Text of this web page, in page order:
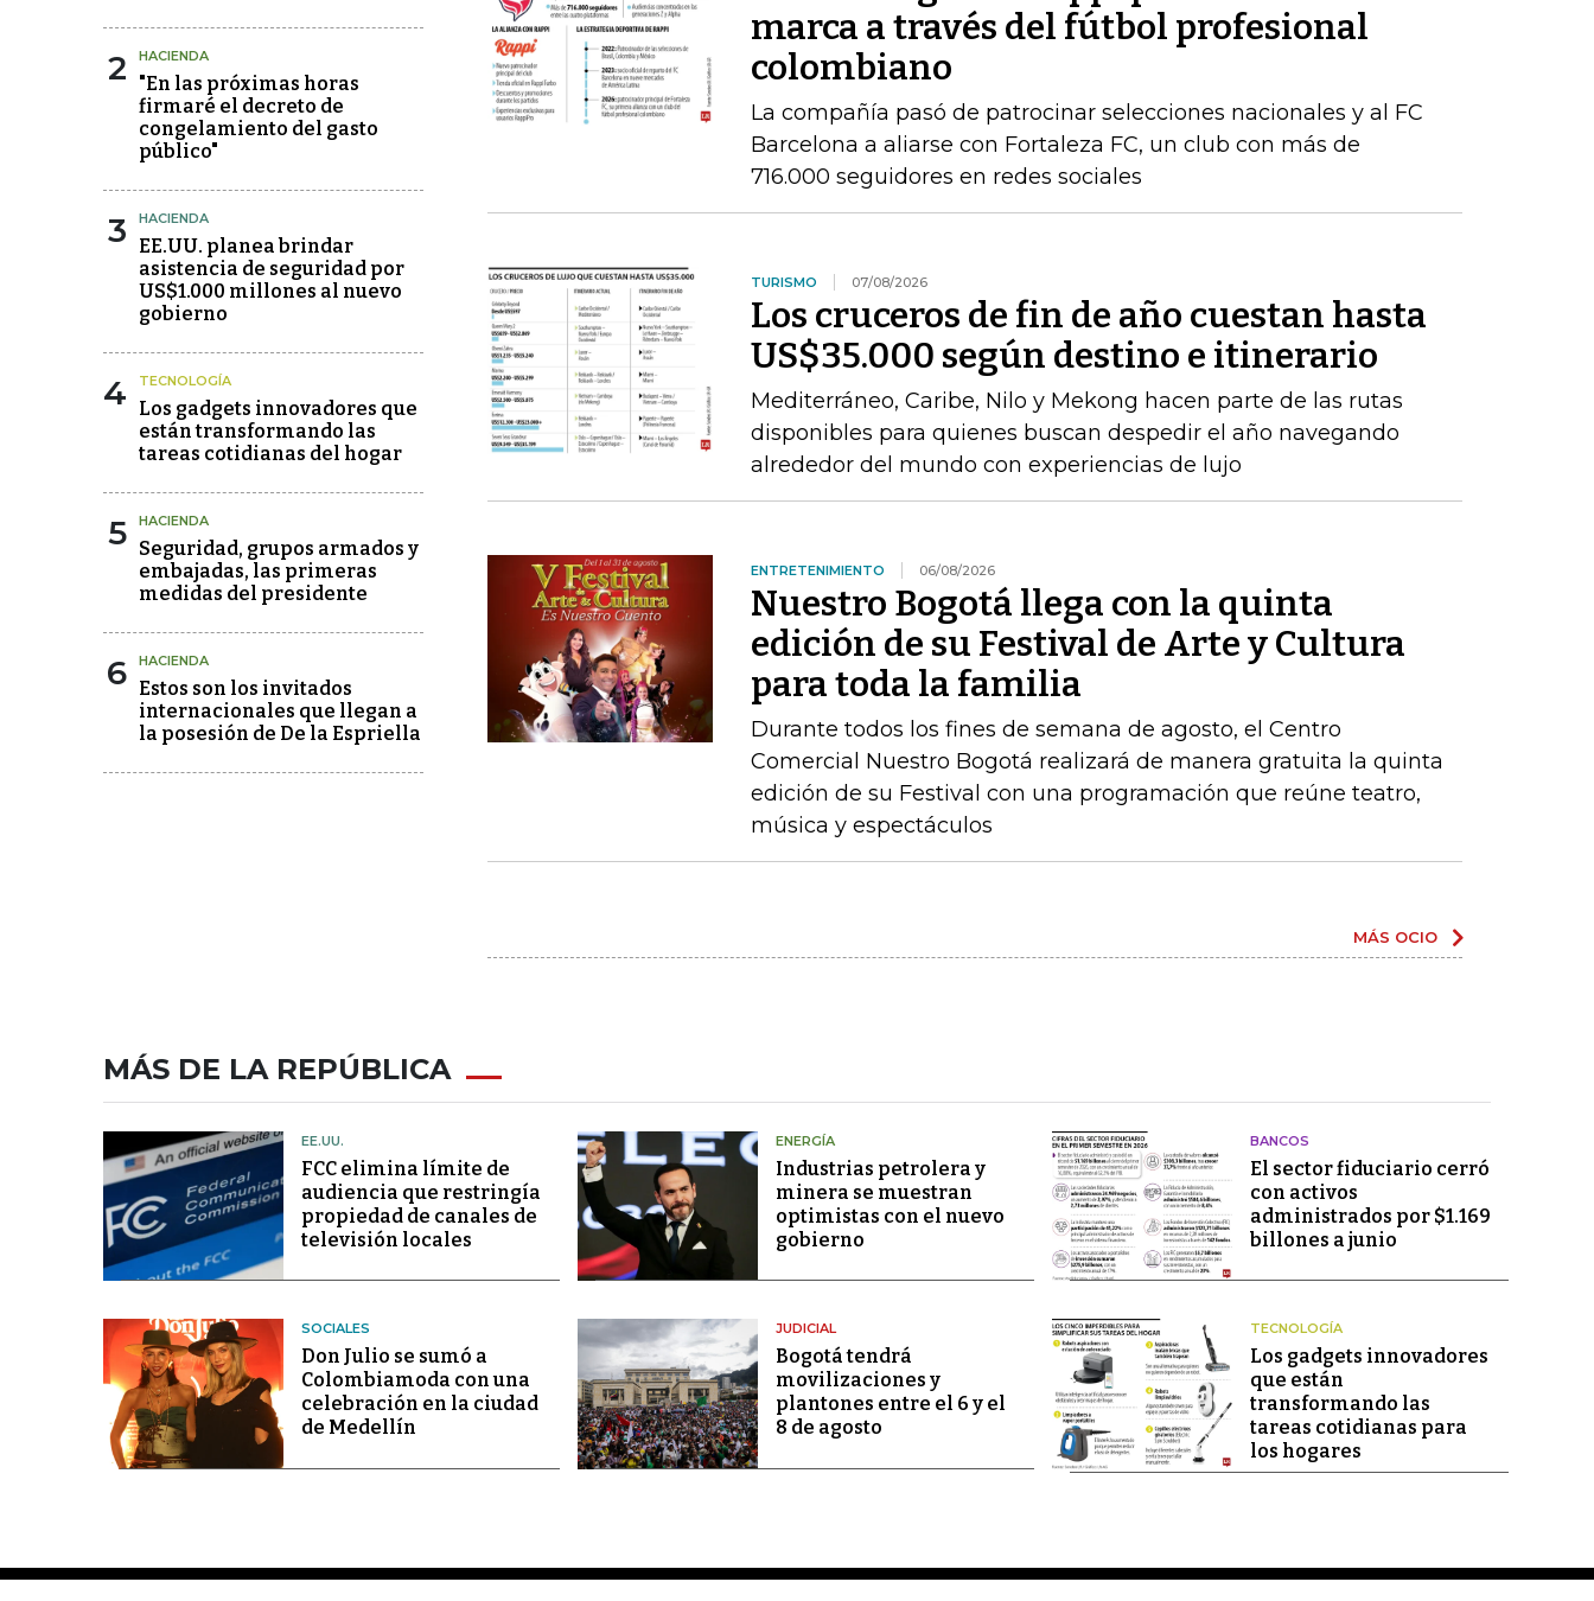
2 HACIENDA
"En las próximas horas
firmaré el decreto de
congelamiento del gasto
público"
3 HACIENDA
EE.UU. planea brindar
asistencia de seguridad por
US$1.000 millones al nuevo
gobierno
4 TECNOLOGÍA
Los gadgets innovadores que
están transformando las
tareas cotidianas del hogar
5 HACIENDA
Seguridad, grupos armados y
embajadas, las primeras
medidas del presidente
6 HACIENDA
Estos son los invitados
internacionales que llegan a
la posesión de De la Espriella
marca a través del fútbol profesional
colombiano
La compañía pasó de patrocinar selecciones nacionales y al FC
Barcelona a aliarse con Fortaleza FC, un club con más de
716.000 seguidores en redes sociales
TURISMO 07/08/2026
Los cruceros de fin de año cuestan hasta
US$35.000 según destino e itinerario
Mediterráneo, Caribe, Nilo y Mekong hacen parte de las rutas
disponibles para quienes buscan despedir el año navegando
alrededor del mundo con experiencias de lujo
ENTRETENIMIENTO 06/08/2026
Nuestro Bogotá llega con la quinta
edición de su Festival de Arte y Cultura
para toda la familia
Durante todos los fines de semana de agosto, el Centro
Comercial Nuestro Bogotá realizará de manera gratuita la quinta
edición de su Festival con una programación que reúne teatro,
música y espectáculos
MÁS OCIO
MÁS DE LA REPÚBLICA
EE.UU.
FCC elimina límite de
audiencia que restringía
propiedad de canales de
televisión locales
ENERGÍA
Industrias petrolera y
minera se muestran
optimistas con el nuevo
gobierno
BANCOS
El sector fiduciario cerró
con activos
administrados por $1.169
billones a junio
SOCIALES
Don Julio se sumó a
Colombiamoda con una
celebración en la ciudad
de Medellín
JUDICIAL
Bogotá tendrá
movilizaciones y
plantones entre el 6 y el
8 de agosto
TECNOLOGÍA
Los gadgets innovadores
que están
transformando las
tareas cotidianas para
los hogares